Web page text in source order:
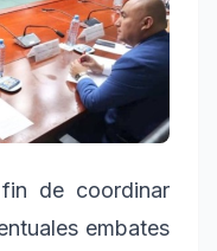
de coordinar
embates